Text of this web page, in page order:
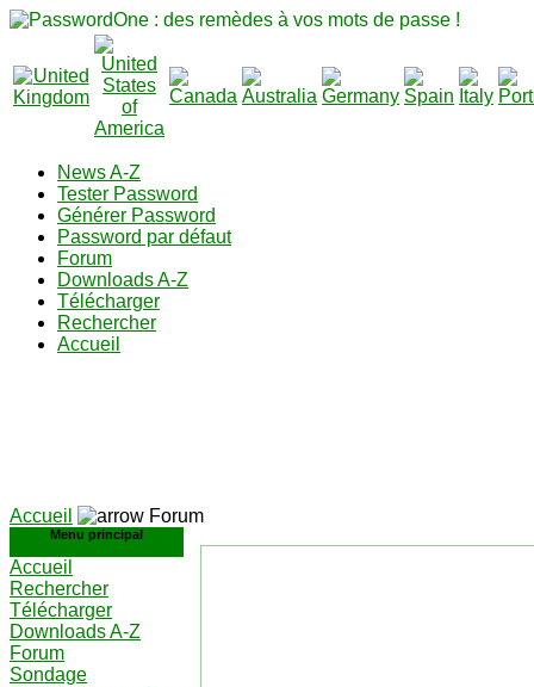
News A-Z
Tester Password
Générer Password
Password par défaut
Forum
Downloads A-Z
Télécharger
Rechercher
Accueil
Accueil
Forum
Menu principal
Accueil
Rechercher
Télécharger
Downloads A-Z
Forum
Sondage